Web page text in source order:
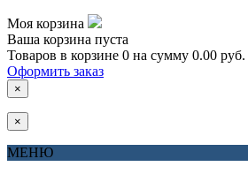
Моя корзина
Ваша корзина пуста
Товаров в корзине 0 на сумму 0.00 руб.
Оформить заказ
×
×
МЕНЮ